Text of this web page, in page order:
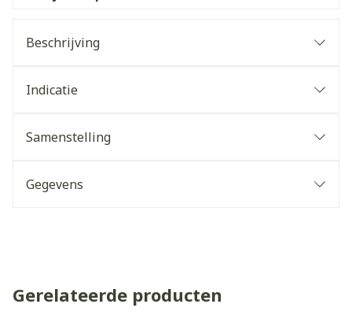
Beschrijving
Indicatie
Samenstelling
Gegevens
Gerelateerde producten